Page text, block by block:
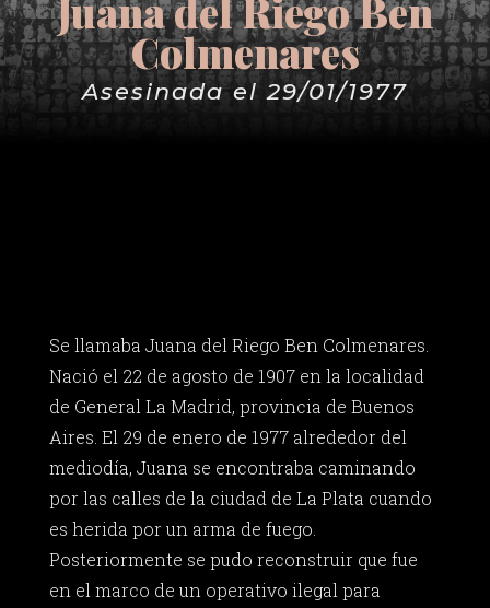
Juana del Riego Ben
Colmenares
Asesinada el 29/01/1977
Se llamaba Juana del Riego Ben Colmenares.
Nació el 22 de agosto de 1907 en la localidad
de General La Madrid, provincia de Buenos
Aires. El 29 de enero de 1977 alrededor del
mediodía, Juana se encontraba caminando
por las calles de la ciudad de La Plata cuando
es herida por un arma de fuego.
Posteriormente se pudo reconstruir que fue
en el marco de un operativo ilegal para